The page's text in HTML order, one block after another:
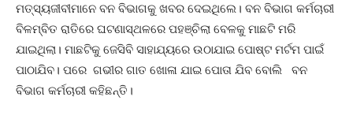
ମତ୍ସ୍ୟଜୀବୀମାନେ ବନ ବିଭାଗକୁ ଖବର ଦେଇଥିଲେ। ବନ ବିଭାଗ କର୍ମଚାରୀ
ବିଳମ୍ବିତ ରାତିରେ ଘଟଣାସ୍ଥଳରେ ପହଞ୍ଚିଲା ବେଳକୁ ମାଛଟି ମରି
ଯାଇଥିଲା। ମାଛଟିକୁ ଜେସିବି ସାହାଯ୍ୟରେ ଉଠାଯାଇ ପୋଷ୍ଟ ମର୍ଟମ ପାଇଁ
ପାଠାଯିବ। ପରେ ଗଭୀର ଗାତ ଖୋଳା ଯାଇ ପୋତା ଯିବ ବୋଲି ବନ
ବିଭାଗ କର୍ମଚାରୀ କହିଛନ୍ତି।